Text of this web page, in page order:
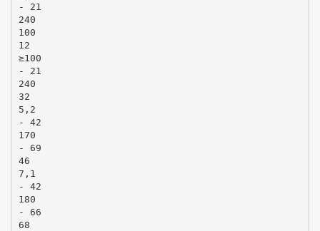
- 21
240
100
12
≥100
- 21
240
32
5,2
- 42
170
- 69
46
7,1
- 42
180
- 66
68